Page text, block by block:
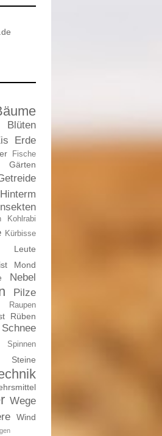
Blüten
Erde
Fische
Gärten
Hinterm
Kohlrabi
Kürbisse
Leute
Mond
Nebel
Pilze
Raupen
Rüben
Schnee
Spinnen
Steine
Wege
Wind